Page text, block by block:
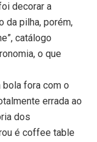
decorar a
da pilha, porém,
catálogo
o que
fora com o
errada ao
dos
é coffee table